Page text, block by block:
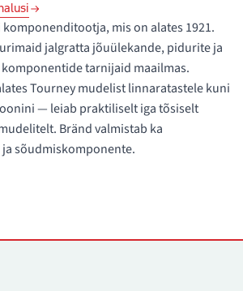
mis on alates 1921.
jalgratta jõuülekande, pidurite ja
tarnijaid maailmas.
Tourney mudelist linnaratastele kuni
— leiab praktiliselt iga tõsiselt
Bränd valmistab ka
sõudmiskomponente.